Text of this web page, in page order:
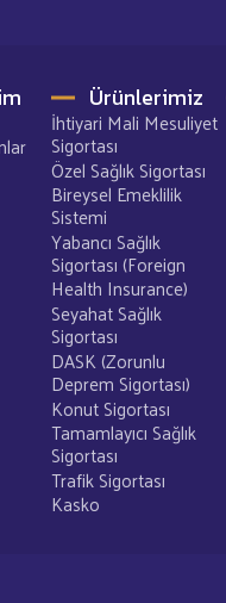
Ürünlerimiz
İhtiyari Mali Mesuliyet
Sigortası
Özel Sağlık Sigortası
Bireysel Emeklilik
Sistemi
Yabancı Sağlık
Sigortası (Foreign
Health Insurance)
Seyahat Sağlık
Sigortası
DASK (Zorunlu
Deprem Sigortası)
Konut Sigortası
Tamamlayıcı Sağlık
Sigortası
Trafik Sigortası
Kasko